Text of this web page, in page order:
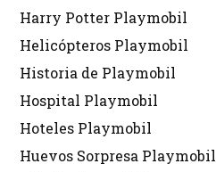
Harry Potter Playmobil
Helicópteros Playmobil
Historia de Playmobil
Hospital Playmobil
Hoteles Playmobil
Huevos Sorpresa Playmobil